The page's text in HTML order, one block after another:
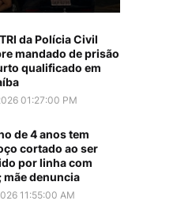
da Polícia Civil
mandado de prisão
qualificado em
01:27:00 PM
de 4 anos tem
cortado ao ser
por linha com
mãe denuncia
11:55:00 AM